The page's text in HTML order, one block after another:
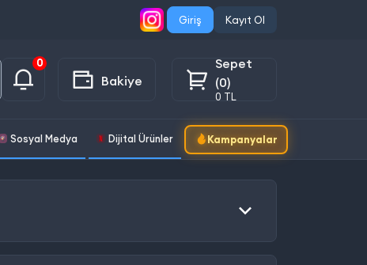
Giriş Kayıt Ol
0
Bakiye
Sepet
(0)
0 TL
Sosyal Medya Dijital Ürünler Kampanyalar